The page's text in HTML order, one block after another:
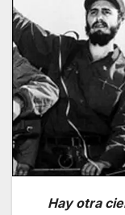
Hay otra